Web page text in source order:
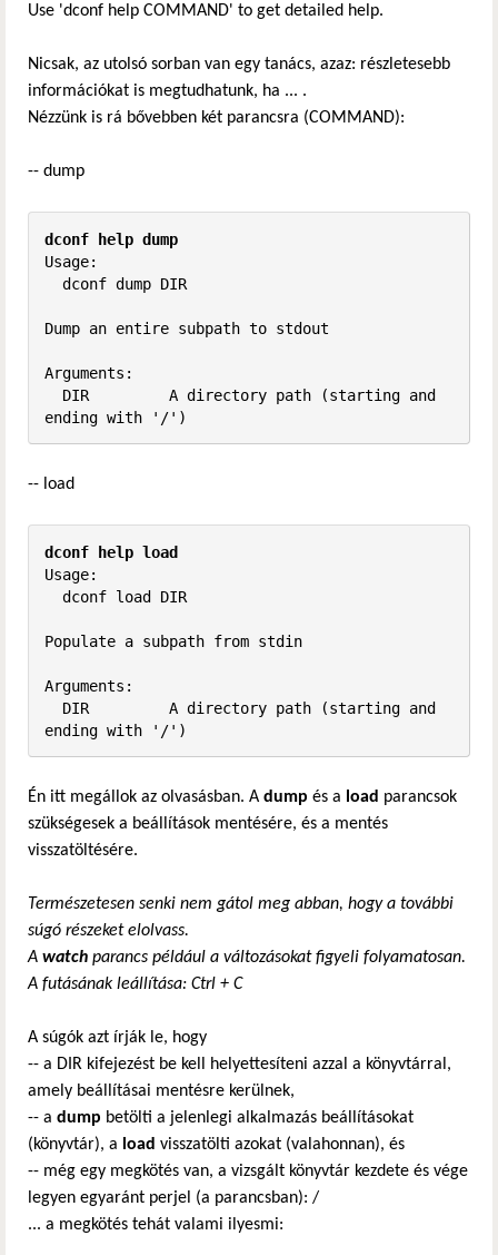
Use 'dconf help COMMAND' to get detailed help.
Nicsak, az utolsó sorban van egy tanács, azaz: részletesebb
információkat is megtudhatunk, ha ... .
Nézzünk is rá bővebben két parancsra (COMMAND):
-- dump
dconf help dump
Usage:
Dump an entire subpath to stdout
Arguments:
ending with '/')
-- load
dconf help load
Usage:
Populate a subpath from stdin
Arguments:
ending with '/')
Én itt megállok az olvasásban. A dump és a load parancsok
szükségesek a beállítások mentésére, és a mentés
visszatöltésére.
Természetesen senki nem gátol meg abban, hogy a további
súgó részeket elolvass.
A watch parancs például a változásokat figyeli folyamatosan.
A futásának leállítása: Ctrl + C
A súgók azt írják le, hogy
-- a DIR kifejezést be kell helyettesíteni azzal a könyvtárral,
amely beállításai mentésre kerülnek,
-- a dump betölti a jelenlegi alkalmazás beállításokat
(könyvtár), a load visszatölti azokat (valahonnan), és
-- még egy megkötés van, a vizsgált könyvtár kezdete és vége
legyen egyaránt perjel (a parancsban): /
... a megkötés tehát valami ilyesmi: